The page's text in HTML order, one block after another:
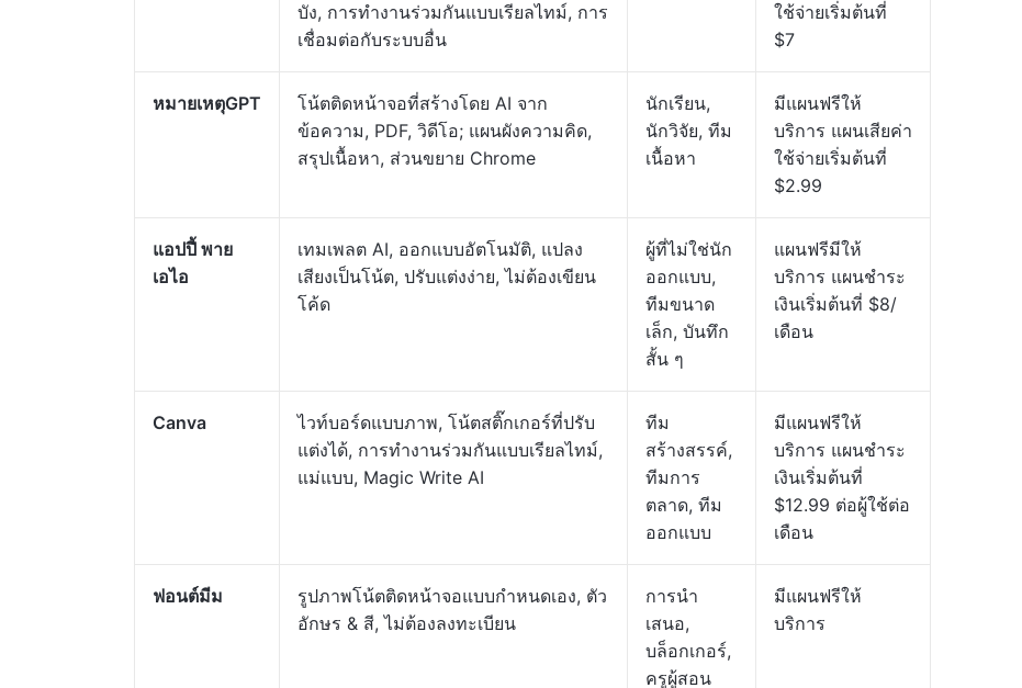
บัง, การทำงานร่วมกันแบบเรียลไทม์, การ
เชื่อมต่อกับระบบอื่น
ใช้จ่ายเริ่มต้นที่
$7
หมายเหตุGPT
โน้ตติดหน้าจอที่สร้างโดย AI จาก
ข้อความ, PDF, วิดีโอ; แผนผังความคิด,
สรุปเนื้อหา, ส่วนขยาย Chrome
นักเรียน,
นักวิจัย, ทีม
เนื้อหา
มีแผนฟรีให้
บริการ แผนเสียค่า
ใช้จ่ายเริ่มต้นที่
$2.99
แอปปี้ พาย
เอไอ
เทมเพลต AI, ออกแบบอัตโนมัติ, แปลง
เสียงเป็นโน้ต, ปรับแต่งง่าย, ไม่ต้องเขียน
โค้ด
ผู้ที่ไม่ใช่นัก
ออกแบบ,
ทีมขนาด
เล็ก, บันทึก
สั้น ๆ
แผนฟรีมีให้
บริการ แผนชำระ
เงินเริ่มต้นที่ $8/
เดือน
Canva
ไวท์บอร์ดแบบภาพ, โน้ตสติ๊กเกอร์ที่ปรับ
แต่งได้, การทำงานร่วมกันแบบเรียลไทม์,
แม่แบบ, Magic Write AI
ทีม
สร้างสรรค์,
ทีมการ
ตลาด, ทีม
ออกแบบ
มีแผนฟรีให้
บริการ แผนชำระ
เงินเริ่มต้นที่
$12.99 ต่อผู้ใช้ต่อ
เดือน
ฟอนต์มีม
รูปภาพโน้ตติดหน้าจอแบบกำหนดเอง, ตัว
อักษร & สี, ไม่ต้องลงทะเบียน
การนำ
เสนอ,
บล็อกเกอร์,
ครูผู้สอน
มีแผนฟรีให้
บริการ